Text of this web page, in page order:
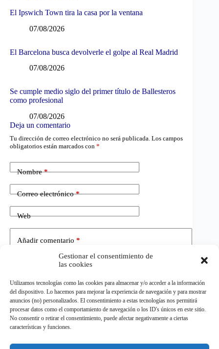
Gestionar el consentimiento de
las cookies
Utilizamos tecnologías como las cookies para almacenar y/o acceder a la información
del dispositivo. Lo hacemos para mejorar la experiencia de navegación y para mostrar
anuncios (no) personalizados. El consentimiento a estas tecnologías nos permitirá
procesar datos como el comportamiento de navegación o los ID's únicos en este sitio.
No consentir o retirar el consentimiento, puede afectar negativamente a ciertas
características y funciones.
El Ipswich Town tira la casa por la ventana
07/08/2026
El Barcelona busca devolverle el golpe al Real Madrid
07/08/2026
Se cumple medio siglo del primer título de Ballesteros
como profesional
07/08/2026
Deja un comentario
Tu dirección de correo electrónico no será publicada. Los campos
obligatorios están marcados con *
Nombre*
Correo electrónico*
Web
Añadir comentario *
Publicar el comentario